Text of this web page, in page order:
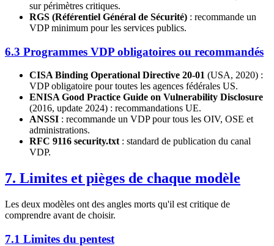
sur périmètres critiques.
RGS (Référentiel Général de Sécurité) : recommande un
VDP minimum pour les services publics.
6.3 Programmes VDP obligatoires ou recommandés
CISA Binding Operational Directive 20-01 (USA, 2020) :
VDP obligatoire pour toutes les agences fédérales US.
ENISA Good Practice Guide on Vulnerability Disclosure
(2016, update 2024) : recommandations UE.
ANSSI : recommande un VDP pour tous les OIV, OSE et
administrations.
RFC 9116 security.txt : standard de publication du canal
VDP.
7. Limites et pièges de chaque modèle
Les deux modèles ont des angles morts qu'il est critique de
comprendre avant de choisir.
7.1 Limites du pentest